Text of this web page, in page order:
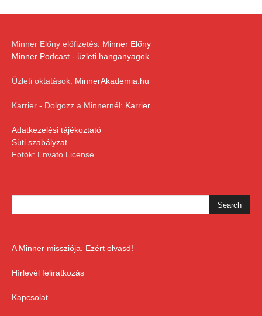
Minner Előny előfizetés: Minner Előny
Minner Podcast - üzleti hanganyagok
Üzleti oktatások: MinnerAkademia.hu
Karrier - Dolgozz a Minnernél: Karrier
Adatkezelési tájékoztató
Süti szabályzat
Fotók: Envato License
A Minner missziója. Ezért olvasd!
Hírlevél feliratkozás
Kapcsolat